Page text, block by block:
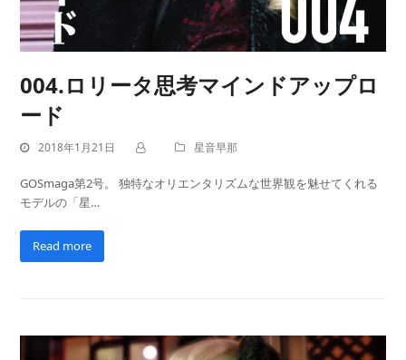
004.ロリータ思考マインドアップロ
ード
2018年1月21日 星音早那
GOSmaga第2号。 独特なオリエンタリズムな世界観を魅せてくれる
モデルの「星…
Read more